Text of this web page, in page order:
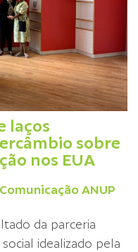
laços
sobre
nos EUA
Comunicação ANUP
da parceria
idealizado pela